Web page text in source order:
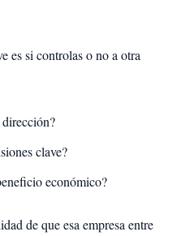
es si controlas o no a otra
clave?
económico?
de que esa empresa entre